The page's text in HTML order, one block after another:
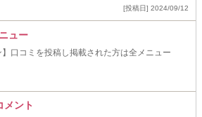
[投稿日] 2024/09/12
ュー
】口コミを投稿し掲載された方は全メニュー
メント